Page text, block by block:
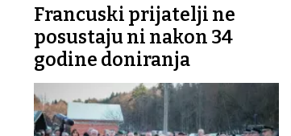
Francuski prijatelji ne
posustaju ni nakon 34
godine doniranja